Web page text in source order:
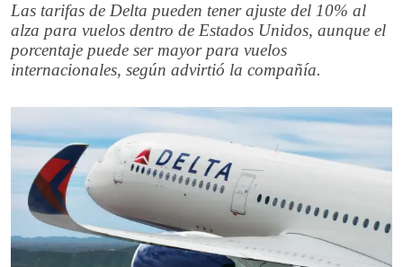
Las tarifas de Delta pueden tener ajuste del 10% al
alza para vuelos dentro de Estados Unidos, aunque el
porcentaje puede ser mayor para vuelos
internacionales, según advirtió la compañía.